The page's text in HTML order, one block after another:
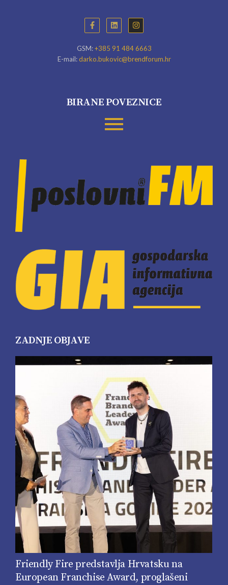
GSM:+385 91 484 6663
E-mail:darko.bukovic@brendforum.hr
BIRANE POVEZNICE
ZADNJE OBJAVE
Friendly Fire predstavlja Hrvatsku na
European Franchise Award, proglašeni